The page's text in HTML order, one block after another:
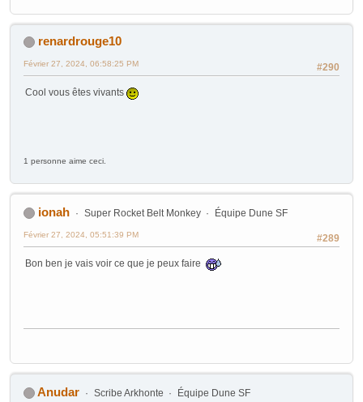
renardrouge10
#290
Février 27, 2024, 06:58:25 PM
Cool vous êtes vivants
1 personne aime ceci.
ionah Super Rocket Belt Monkey Équipe Dune SF
#289
Février 27, 2024, 05:51:39 PM
Bon ben je vais voir ce que je peux faire
Anudar Scribe Arkhonte Équipe Dune SF